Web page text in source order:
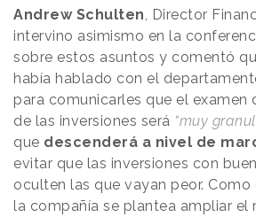
Andrew Schulten , Director
intervino asimismo en la
sobre estos asuntos y comentó
había hablado con el
para comunicarles que el examen
de las inversiones será “muy
que descenderá a nivel de
evitar que las inversiones con
oculten las que vayan peor. Como
la compañía se plantea ampliar el